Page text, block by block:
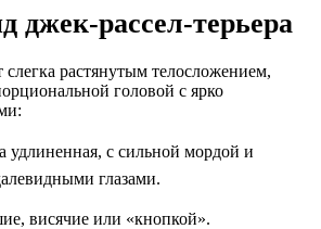
джек-рассел-терьера
растянутым телосложением,
головой с ярко
удлиненная, с сильной мордой и
глазами.
висячие или «кнопкой».